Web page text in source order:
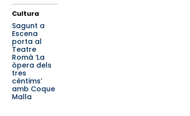
Cultura
Sagunt a
Escena
porta al
Teatre
Romà ‘La
òpera dels
tres
cèntims’
amb Coque
Malla